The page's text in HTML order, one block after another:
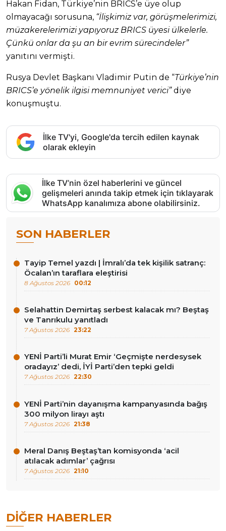
Hakan Fidan, Türkiye’nin BRICS’e üye olup
olmayacağı sorusuna, “İlişkimiz var, görüşmelerimizi,
müzakerelerimizi yapıyoruz BRICS üyesi ülkelerle.
Çünkü onlar da şu an bir evrim sürecindeler”
yanıtını vermişti.
Rusya Devlet Başkanı Vladimir Putin de “Türkiye’nin
BRICS’e yönelik ilgisi memnuniyet verici”diye
konuşmuştu.
İlke TV'yi, Google'da tercih edilen kaynak
olarak ekleyin
İlke TV’nin özel haberlerini ve güncel
gelişmeleri anında takip etmek için tıklayarak
WhatsApp kanalımıza abone olabilirsiniz.
SON HABERLER
Tayip Temel yazdı | İmralı’da tek kişilik satranç:
Öcalan’ın taraflara eleştirisi
8 Ağustos 2026 00:12
Selahattin Demirtaş serbest kalacak mı? Beştaş
ve Tanrıkulu yanıtladı
7 Ağustos 2026 23:22
YENİ Parti’li Murat Emir ‘Geçmişte nerdesysek
oradayız’ dedi, İYİ Parti’den tepki geldi
7 Ağustos 2026 22:30
YENİ Parti’nin dayanışma kampanyasında bağış
300 milyon lirayı aştı
7 Ağustos 2026 21:38
Meral Danış Beştaş’tan komisyonda ‘acil
atılacak adımlar’ çağrısı
7 Ağustos 2026 21:10
DIĞER HABERLER